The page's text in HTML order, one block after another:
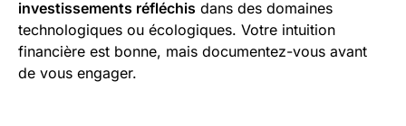
investissements réfléchis dans des domaines
technologiques ou écologiques. Votre intuition
financière est bonne, mais documentez-vous avant
de vous engager.